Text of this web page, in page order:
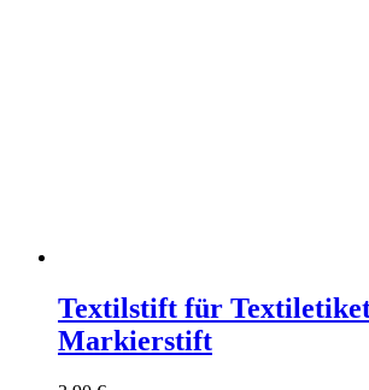
Textilstift für
Markierstift